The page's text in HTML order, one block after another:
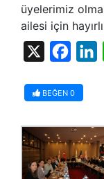
üyelerimiz
ailesi için
BEĞEN 0